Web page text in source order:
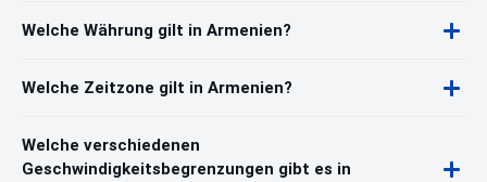
Welche Währung gilt in Armenien?
Welche Zeitzone gilt in Armenien?
Welche verschiedenen
Geschwindigkeitsbegrenzungen gibt es in